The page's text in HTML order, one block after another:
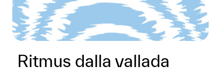
Ritmus dalla vallada